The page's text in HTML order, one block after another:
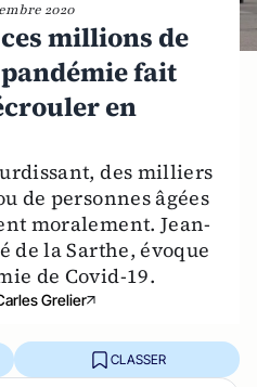
2020
millions de
fait
en
des milliers
de personnes âgées
moralement. Jean-
de la Sarthe, évoque
de Covid-19.
Grelier
CLASSER